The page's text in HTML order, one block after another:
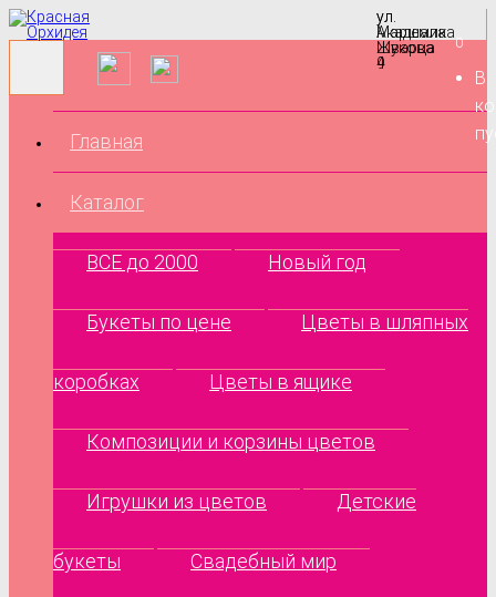
ул.
Маршала
Жукова
9
ул.
Академика
Шварца
4
0
В
Главная
Каталог
ВСЕ до 2000 Новый год
Букеты по цене Цветы в шляпных
коробках Цветы в ящике
Композиции и корзины цветов
Игрушки из цветов Детские
букеты Свадебный мир